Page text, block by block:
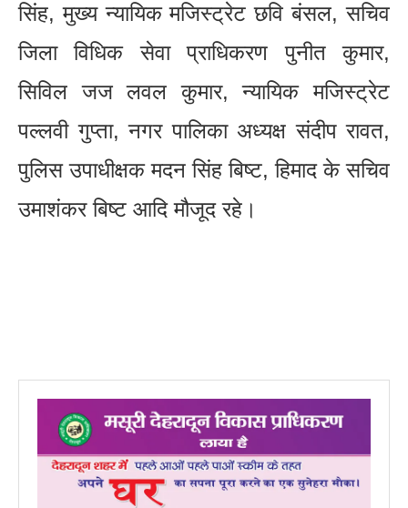
सिंह, मुख्य न्यायिक मजिस्ट्रेट छवि बंसल, सचिव
जिला विधिक सेवा प्राधिकरण पुनीत कुमार,
सिविल जज लवल कुमार, न्यायिक मजिस्ट्रेट
पल्लवी गुप्ता, नगर पालिका अध्यक्ष संदीप रावत,
पुलिस उपाधीक्षक मदन सिंह बिष्ट, हिमाद के सचिव
उमाशंकर बिष्ट आदि मौजूद रहे।